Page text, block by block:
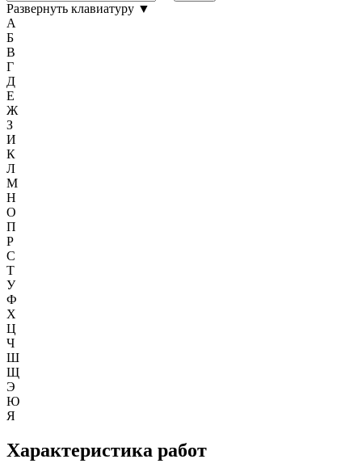
Развернуть клавиатуру ▼
А
Б
В
Г
Д
Е
Ж
З
И
К
Л
М
Н
О
П
Р
С
Т
У
Ф
Х
Ц
Ч
Ш
Щ
Э
Ю
Я
Характеристика работ